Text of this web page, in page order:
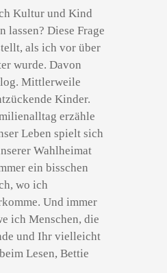
Kultur und Kind
lassen? Diese Frage
als ich vor über
wurde. Davon
Mittlerweile
Kinder.
erzähle
Leben spielt sich
Wahlheimat
ein bisschen
wo ich
Und immer
ich Menschen, die
und Ihr vielleicht
Lesen, Bettie